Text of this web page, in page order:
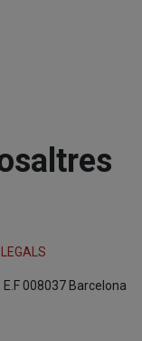
008037 Barcelona